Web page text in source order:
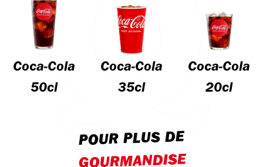
Coca-Cola
50cl
Coca-Cola
35cl
Coca-Cola
20cl
POUR PLUS DE
GOURMANDISE